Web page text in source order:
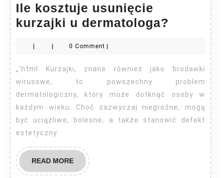
Ile kosztuje usunięcie
kurzajki u dermatologa?
kosztuje
kurzajki
| | 0 Comment |
„`html Kurzajki, znane również jako brodawki
wirusowe, to powszechny problem
dermatologiczny, który może dotknąć osoby w
każdym wieku. Choć zazwyczaj niegroźne, mogą
być uciążliwe, bolesne, a także stanowić defekt
estetyczny.
READ MOREREAD
MORE